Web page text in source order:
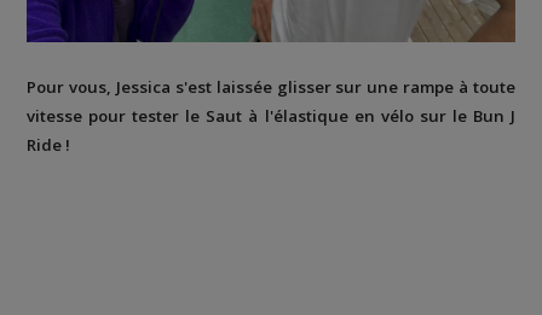
Pour vous, Jessica s'est laissée glisser sur une rampe à toute
vitesse pour tester le Saut à l'élastique en vélo sur le Bun J
Ride !